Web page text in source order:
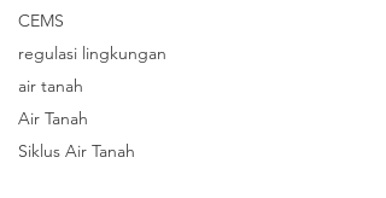
CEMS
regulasi lingkungan
air tanah
Air Tanah
Siklus Air Tanah